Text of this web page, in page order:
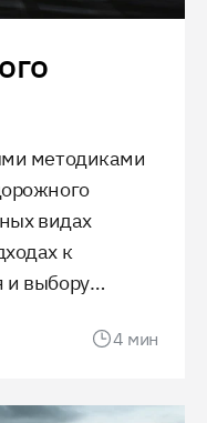
методиками
видах
к
и выбору
и комфорт4 мин